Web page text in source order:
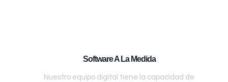
Software A La Medida
Nuestro equipo digital tiene la capacidad de